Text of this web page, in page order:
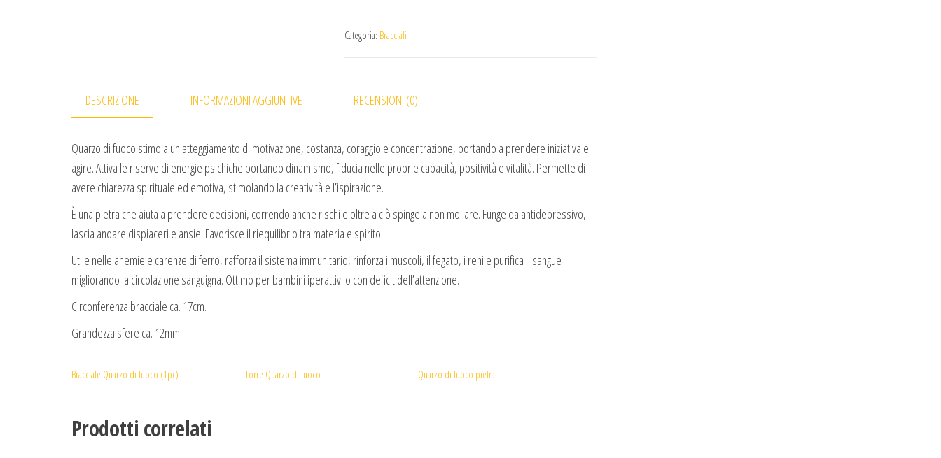
Categoria: Bracciali
DESCRIZIONE INFORMAZIONI AGGIUNTIVE RECENSIONI (0)
Quarzo di fuoco stimola un atteggiamento di motivazione, costanza, coraggio e concentrazione, portando a prendere iniziativa e
agire. Attiva le riserve di energie psichiche portando dinamismo, fiducia nelle proprie capacità, positività e vitalità. Permette di
avere chiarezza spirituale ed emotiva, stimolando la creatività e l’ispirazione.
È una pietra che aiuta a prendere decisioni, correndo anche rischi e oltre a ciò spinge a non mollare. Funge da antidepressivo,
lascia andare dispiaceri e ansie. Favorisce il riequilibrio tra materia e spirito.
Utile nelle anemie e carenze di ferro, rafforza il sistema immunitario, rinforza i muscoli, il fegato, i reni e purifica il sangue
migliorando la circolazione sanguigna. Ottimo per bambini iperattivi o con deficit dell’attenzione.
Circonferenza bracciale ca. 17cm.
Grandezza sfere ca. 12mm.
Bracciale Quarzo di fuoco (1pc) Torre Quarzo di fuoco Quarzo di fuoco pietra
Prodotti correlati